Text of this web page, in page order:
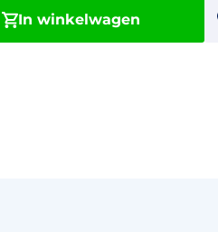
In winkelwagen